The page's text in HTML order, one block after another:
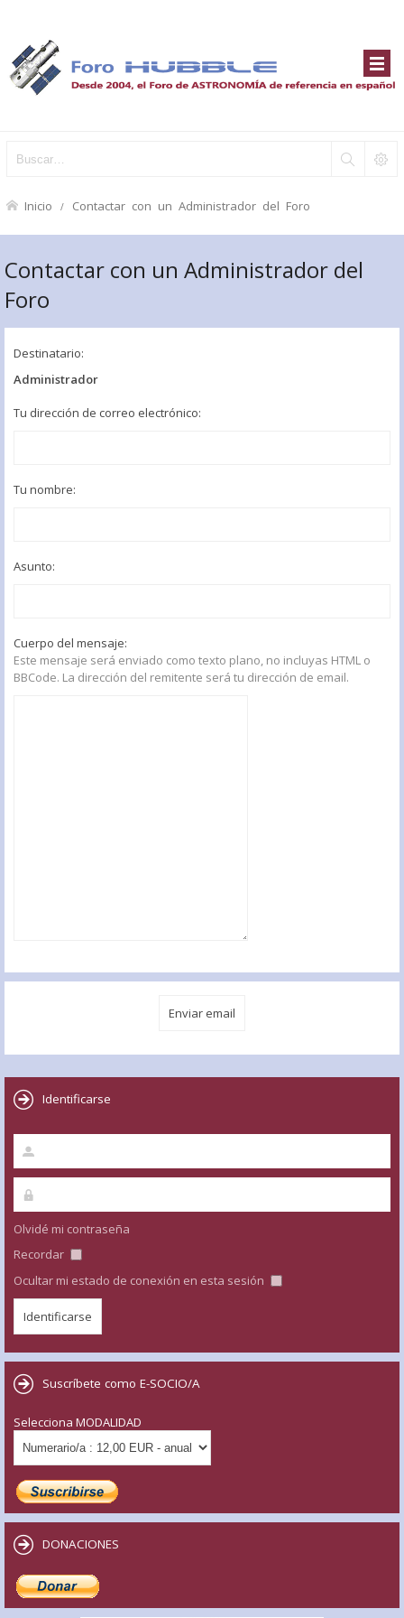
Inicio Contactar con un Administrador del Foro
Contactar con un Administrador del
Foro
Destinatario:
Administrador
Tu dirección de correo electrónico:
Tu nombre:
Asunto:
Cuerpo del mensaje:
Este mensaje será enviado como texto plano, no incluyas HTML o
BBCode. La dirección del remitente será tu dirección de email.
Identificarse
Olvidé mi contraseña
Recordar
Ocultar mi estado de conexión en esta sesión
Suscríbete como E-SOCIO/A
Selecciona MODALIDAD
DONACIONES